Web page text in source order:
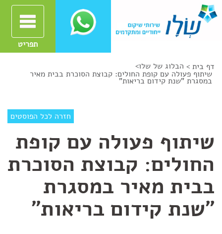
תפריט
דף בית > הבלוג של שלו>
שיתוף פעולה עם קופת החולים: קבוצת הסוכרת בבית מאיר
במסגרת "שנת קידום בריאות"
חזרה לכל הפוסטים
שיתוף פעולה עם קופת
החולים: קבוצת הסוכרת
בבית מאיר במסגרת
"שנת קידום בריאות"